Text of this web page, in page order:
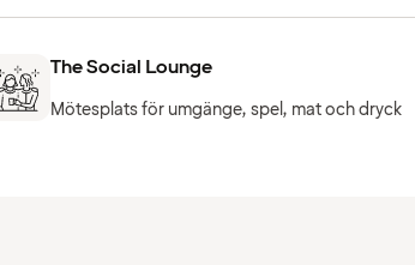
The Social Lounge
Mötesplats för umgänge, spel, mat och dryck